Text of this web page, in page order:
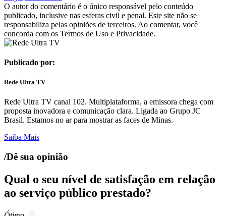
O autor do comentário é o único responsável pelo conteúdo
publicado, inclusive nas esferas civil e penal. Este site não se
responsabiliza pelas opiniões de terceiros. Ao comentar, você
concorda com os Termos de Uso e Privacidade.
Publicado por:
Rede Ultra TV
Rede Ultra TV canal 102. Multiplataforma, a emissora chega com
proposta inovadora e comunicação clara. Ligada ao Grupo JC
Brasil. Estamos no ar para mostrar as faces de Minas.
Saiba Mais
/Dê sua opinião
Qual o seu nível de satisfação em relação
ao serviço público prestado?